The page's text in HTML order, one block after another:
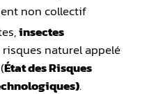
non collectif
insectes
risques naturel appelé
État des Risques
.